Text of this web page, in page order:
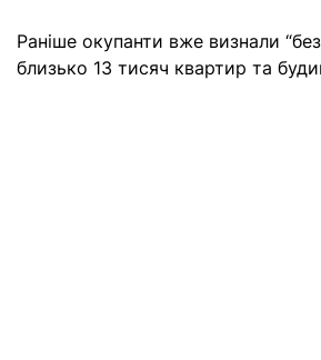
Раніше окупанти вже визнали
близько 13 тисяч квартир та